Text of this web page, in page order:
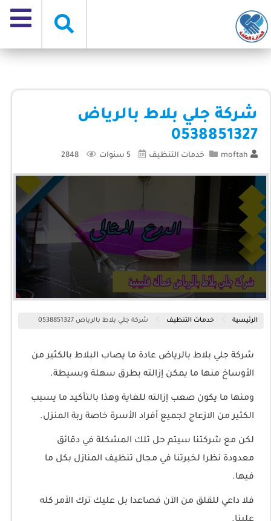
شركة جلي بلاط بالرياض
0538851327
moftah خدمات التنظيف 5 سنوات 2848
الرئيسية خدمات التنظيف شركة جلي بلاط بالرياض 0538851327
شركة جلي بلاط بالرياض عادة ما يصاب البلاط بالكثير من
الأوساخ منها ما يمكن إزالته بطرق سهلة وبسيطة.
ومنها ما يكون صعب إزالته للغاية وهذا بالتأكيد ما يسبب
الكثير من الازعاج لجميع أفراد الأسرة خاصة ربة المنزل.
لكن مع شركتنا سيتم حل تلك المشكلة في دقائق
معدودة نظرا لخبرتنا في مجال تنظيف المنازل بكل ما
فيها.
فلا داعي للقلق من الآن فصاعدا بل عليك ترك الأمر كله